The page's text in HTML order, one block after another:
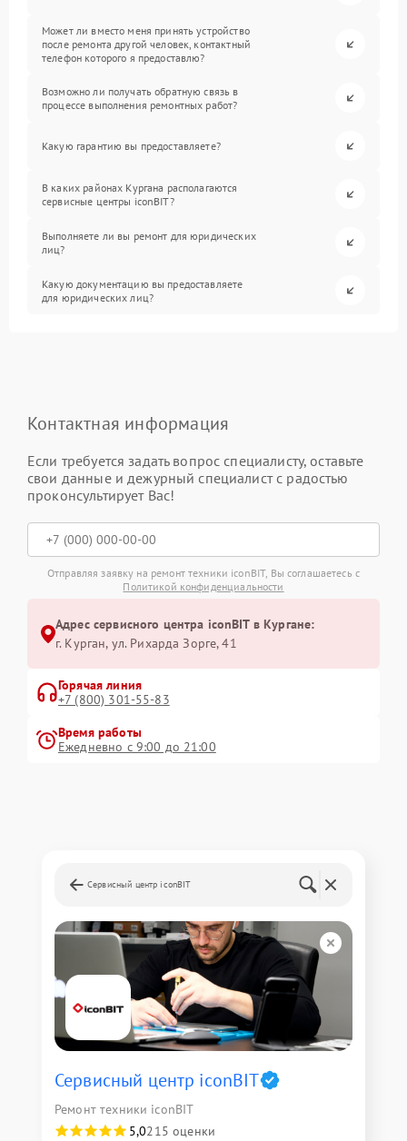
Может ли вместо меня принять устройство
после ремонта другой человек, контактный
телефон которого я предоставлю?
Возможно ли получать обратную связь в
процессе выполнения ремонтных работ?
Какую гарантию вы предоставляете?
В каких районах Кургана располагаются
сервисные центры iconBIT?
Выполняете ли вы ремонт для юридических
лиц?
Какую документацию вы предоставляете
для юридических лиц?
Контактная информация
Если требуется задать вопрос специалисту, оставьте
свои данные и дежурный специалист с радостью
проконсультирует Вас!
Отправляя заявку на ремонт техники iconBIT, Вы соглашаетесь с
Политикой конфиденциальности
Адрес сервисного центра iconBIT в Кургане:
г. Курган, ул. Рихарда Зорге, 41
Горячая линия
+7 (800) 301-55-83
Время работы
Ежедневно с 9:00 до 21:00
Сервисный центр iconBIT
Сервисный центр iconBIT
Ремонт техники iconBIT
5,0215 оценки